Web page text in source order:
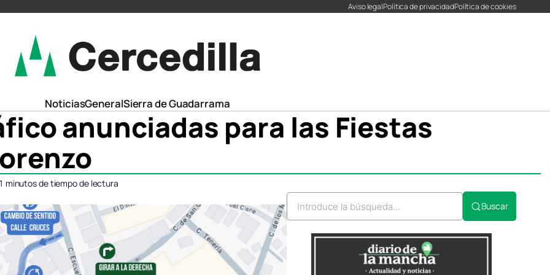
Aviso legalPolítica de privacidadPolítica de cookies
NoticiasGeneralSierra de Guadarrama
anunciadas para las Fiestas
minutos de tiempo de lectura
en en
en en Buscar